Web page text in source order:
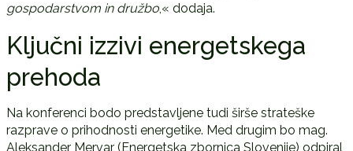
gospodarstvom in družbo,« dodaja.
Ključni izzivi energetskega
prehoda
Na konferenci bodo predstavljene tudi širše strateške
razprave o prihodnosti energetike. Med drugim bo mag.
Aleksander Mervar ( Energetska zbornica Slovenije) odpiral